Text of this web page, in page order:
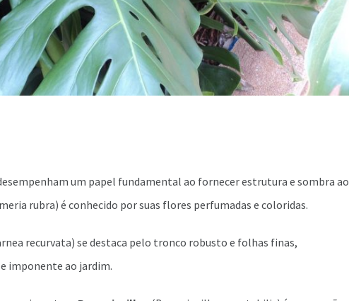
um papel fundamental ao fornecer estrutura e sombra ao
rubra) é conhecido por suas flores perfumadas e coloridas.
recurvata) se destaca pelo tronco robusto e folhas finas,
imponente ao jardim.